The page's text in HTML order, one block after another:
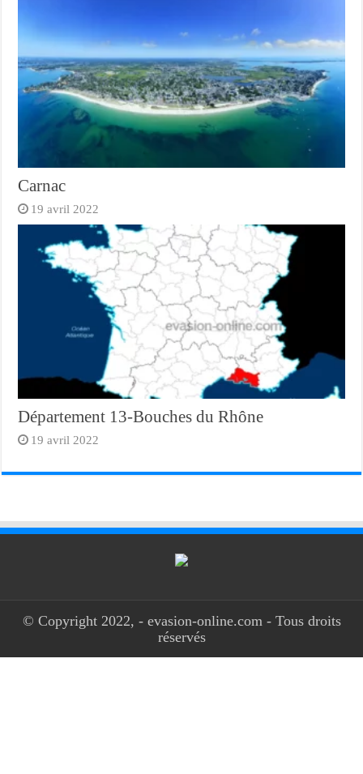
Carnac
19 avril 2022
Département 13-Bouches du Rhône
19 avril 2022
© Copyright 2022, - evasion-online.com - Tous droits
réservés